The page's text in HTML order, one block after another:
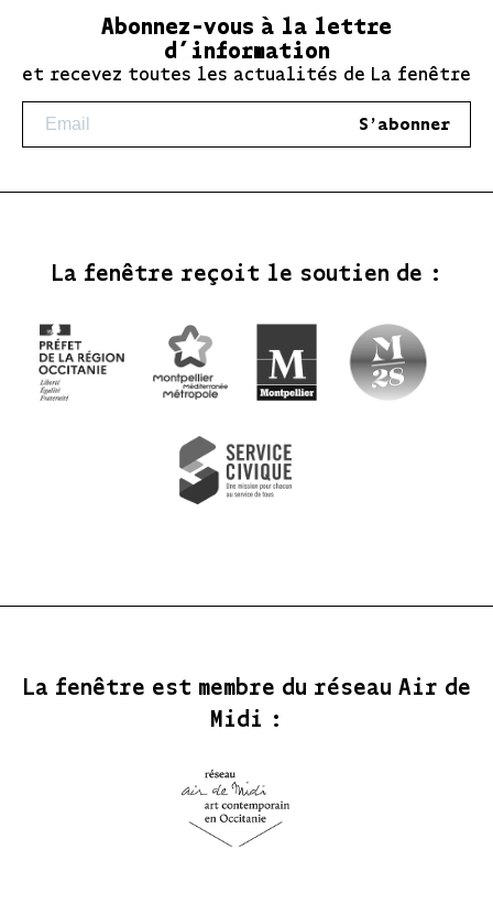
Abonnez-vous à la lettre
d’information
et recevez toutes les actualités de La fenêtre
S'abonner
La fenêtre reçoit le soutien de :
La fenêtre est membre du réseau Air de
Midi :